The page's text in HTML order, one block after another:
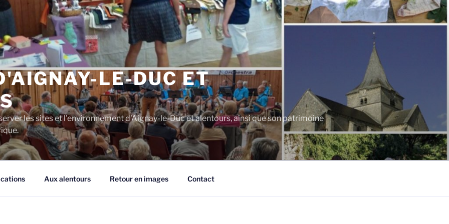
LE-DUC ET
les sites et l'environnement d'Aignay-le-Duc et alentours, ainsi que son patrimoine
Aux alentours Retour en images Contact